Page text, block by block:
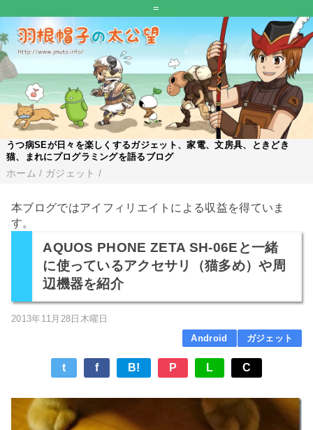
=
うつ病SEが日々を楽しくするガジェット、家電、文房具、ときどき
猫、まれにプログラミングを語るブログ
ホーム / ガジェット /
本ブログではアイフィリエイトによる収益を得ていま
す。
AQUOS PHONE ZETA SH-06Eと一緒
に使っているアクセサリ（猫多め）や周
辺機器を紹介
2013年11月28日木曜日
Android
ガジェット
t f B! P L C